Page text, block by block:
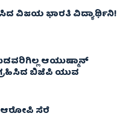
ವಿಜಯ ಭಾರತಿ ವಿದ್ಯಾರ್ಥಿನಿ!
ಆಯುಷ್ಮಾನ್
ಬಿಜೆಪಿ ಯುವ
ಆರೋಪಿ ಸೆರೆ